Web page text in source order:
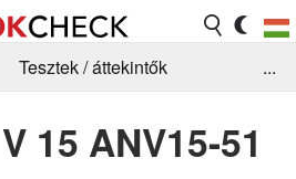
Tesztek / áttekintők
...
15 ANV15-51